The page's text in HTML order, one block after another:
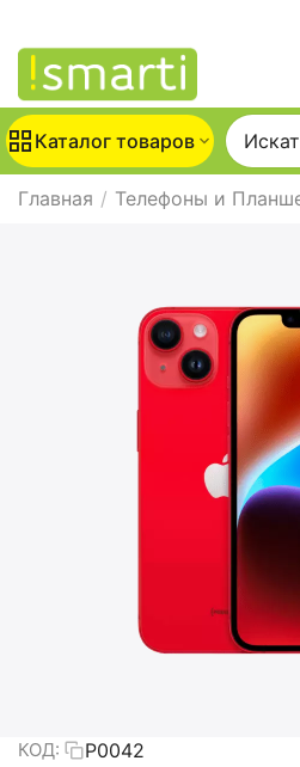
Каталог товаров
Главная / Телефоны и
КОД: P0042